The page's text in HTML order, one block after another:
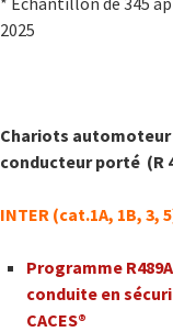
2025
Chariots
conducteur porté (R
INTER (cat.1A, 1B, 3,
Programme
conduite en
CACES®